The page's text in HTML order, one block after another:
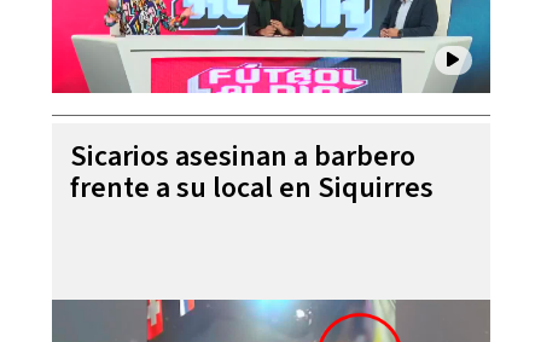
Sicarios asesinan a barbero
frente a su local en Siquirres